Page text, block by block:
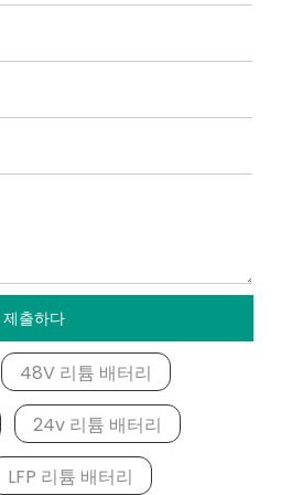
제출하다
48V 리튬 배터리
24v 리튬 배터리
LFP 리튬 배터리